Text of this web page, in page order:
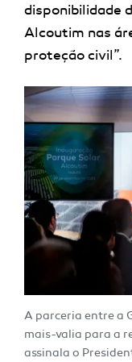
disponibilidade
Alcoutim nas
proteção civil”.
A parceria entre a
mais-valia para a
assinala o